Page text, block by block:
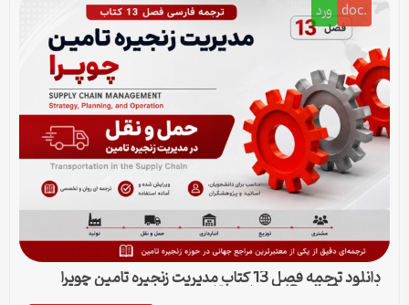
.doc ورد
دانلود ترجمه فصل 13 کتاب مدیریت زنجیره تامین چوپرا
(Sunil Chopra) | حمل و نقل در زنجیره تامین